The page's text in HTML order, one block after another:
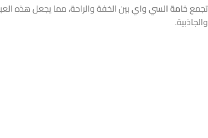
تجمعخامة السي وايبين الخفة والراحة، مما يجعل هذه
والجاذبية.